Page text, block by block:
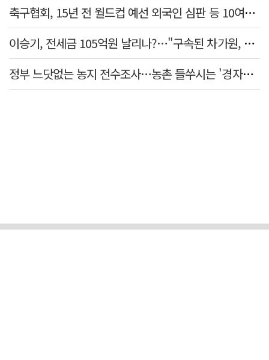
축구협회, 15년 전 월드컵 예선 외국인 심판 등 10여명에 '성 접대'
이승기, 전세금 105억원 날리나?…"구속된 차가원, 형사 범죄 영역"
정부 느닷없는 농지 전수조사…농촌 들쑤시는 '경자유전'의 칼날